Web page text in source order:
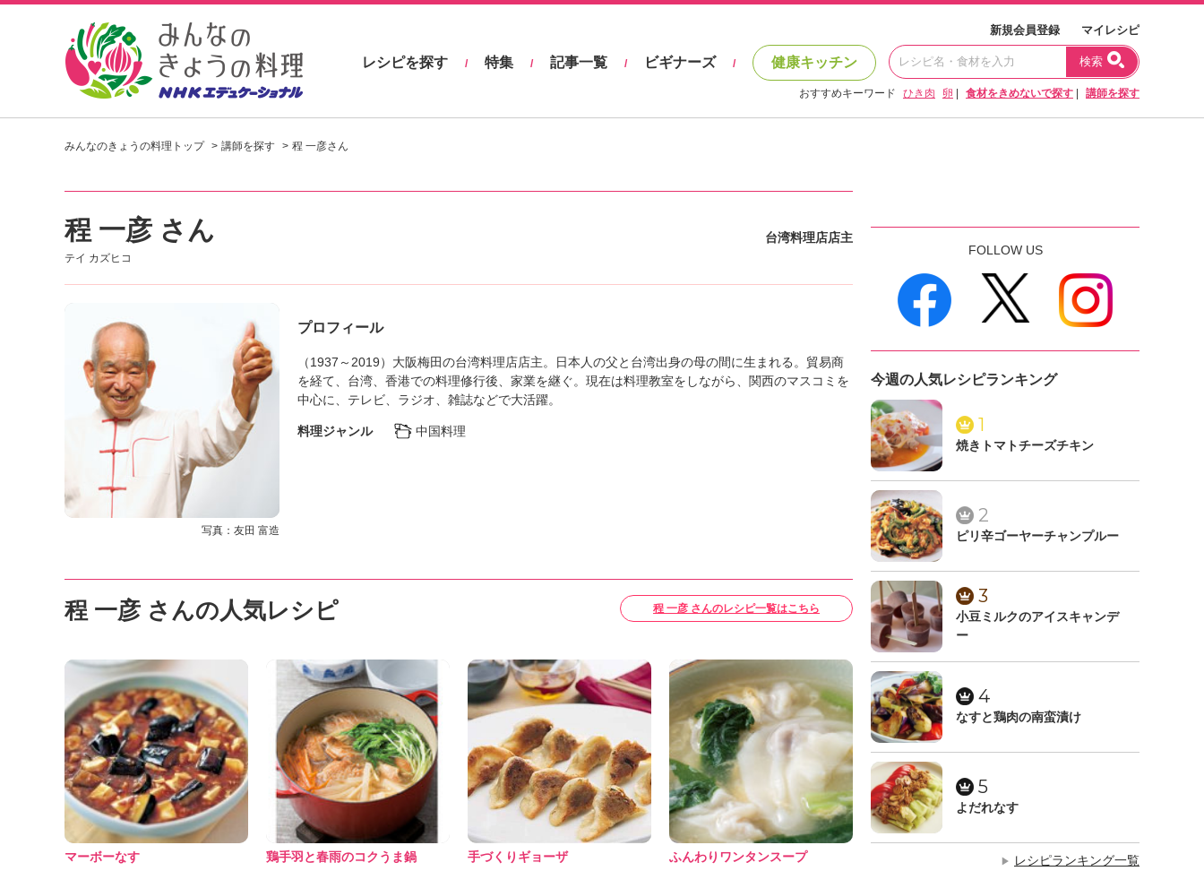
し
よ
う
。
N
H
エ
ル
「
み
の
き
ょ
う
の
料
理
新規会員登録 マイレシピ
レシピを探す / 特集 / 記事一覧 / ビギナーズ / 健康キッチン 検索
おすすめキーワード ひき肉 卵 食材をきめないで探す 講師を探す
みんなのきょうの料理トップ 講師を探す 程 一彦さん
程 一彦 さん
テイ カズヒコ
台湾料理店店主
写真：友田 富造
プロフィール
（1937～2019）大阪梅田の台湾料理店店主。日本人の父と台湾出身の母の間に生まれる。貿易商
を経て、台湾、香港での料理修行後、家業を継ぐ。現在は料理教室をしながら、関西のマスコミを
中心に、テレビ、ラジオ、雑誌などで大活躍。
料理ジャンル 中国料理
程 一彦 さんの人気レシピ 程 一彦 さんのレシピ一覧はこちら
マーボーなす 鶏手羽と春雨のコクうま鍋 手づくりギョーザ ふんわりワンタンスープ
FOLLOW US
今週の人気レシピランキング
1
焼きトマトチーズチキン
2
ピリ辛ゴーヤーチャンプルー
3
小豆ミルクのアイスキャンデ
ー
4
なすと鶏肉の南蛮漬け
5
よだれなす
▶ レシピランキング一覧